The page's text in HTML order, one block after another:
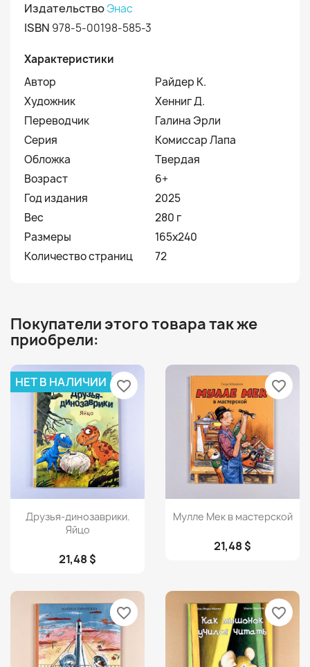
ИздательствоЭнас
ISBN 978-5-00198-585-3
Характеристики
Автор
Райдер К.
Художник
Хенниг Д.
Переводчик
Галина Эрли
Серия
Комиссар Лапа
Обложка
Твердая
Возраст
6+
Год издания
2025
Вес
280 г
Размеры
165х240
Количество страниц
72
Покупатели этого товара так же
приобрели:
Просмотр
Друзья-динозаврики.
Яйцо
21,48 $
НЕТ В НАЛИЧИИ favorite_border
Просмотр
Мулле Мек в мастерской
21,48 $
favorite_border
favorite_border favorite_border